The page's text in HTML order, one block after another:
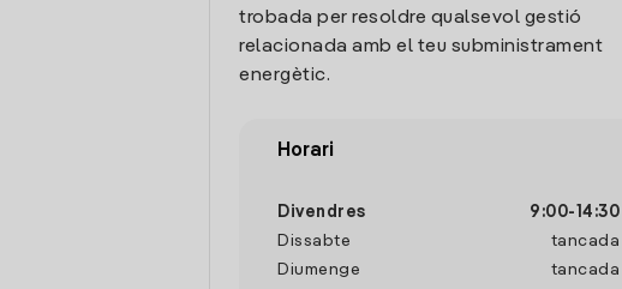
trobada per resoldre qualsevol gestió
relacionada amb el teu subministrament
energètic.
Horari
Divendres 9:00- 14:30
Dissabte
tancada
Diumenge
tancada